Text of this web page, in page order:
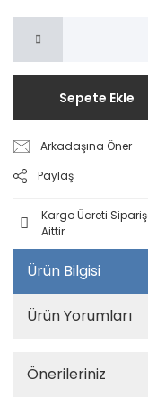
Sepete Ekle
Arkadaşına Öner
Paylaş
Kargo Ücreti
Aittir
Ürün Bilgisi
Ürün Yorumları
Önerileriniz